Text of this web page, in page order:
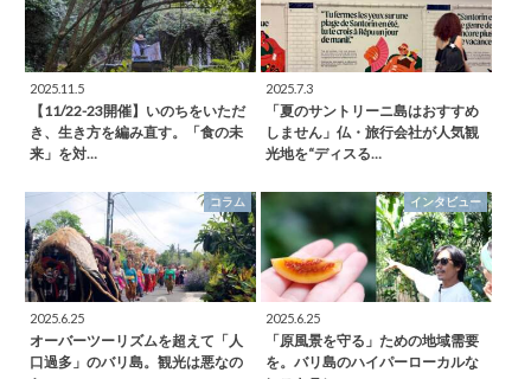
2025.11.5
【11/22-23開催】いのちをいただ
き、生き方を編み直す。「食の未
来」を対…
2025.7.3
「夏のサントリーニ島はおすすめ
しません」仏・旅行会社が人気観
光地を“ディスる…
コラム
2025.6.25
オーバーツーリズムを超えて「人
口過多」のバリ島。観光は悪なの
インタビュー
2025.6.25
「原風景を守る」ための地域需要
を。バリ島のハイパーローカルな